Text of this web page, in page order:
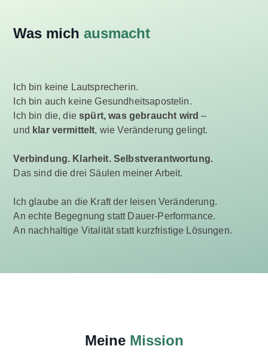
Was michausmacht
Ich bin keine Lautsprecherin.
Ich bin auch keine Gesundheitsapostelin.
Ich bin die, diespürt, was gebraucht wird –
und klar vermittelt, wie Veränderung gelingt.
Verbindung. Klarheit. Selbstverantwortung.
Das sind die drei Säulen meiner Arbeit.
Ich glaube an die Kraft der leisen Veränderung.
An echte Begegnung statt Dauer-Performance.
An nachhaltige Vitalität statt kurzfristige Lösungen.
MeineMission